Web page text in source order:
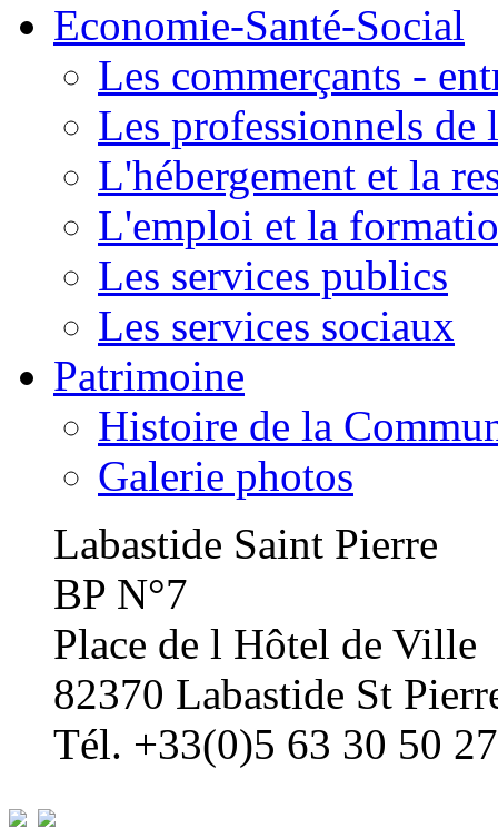
Economie-Santé-Social
Les commerçants -
Les professionnels de
L'hébergement et la
L'emploi et la
Les services publics
Les services sociaux
Patrimoine
Histoire de la
Galerie photos
Labastide Saint Pierre
BP N°7
Place de l Hôtel de Ville
82370 Labastide St
Tél. +33(0)5 63 30 50 27